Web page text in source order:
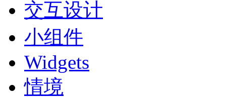
交互设计
小组件
Widgets
情境